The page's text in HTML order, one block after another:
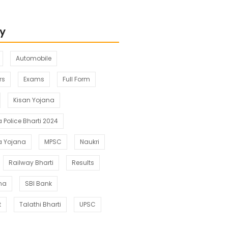
Automobile
Exams Full Form
Kisan Yojana
Bharti 2024
Yojana MPSC Naukri
Railway Bharti Results
SBI Bank
Talathi Bharti UPSC